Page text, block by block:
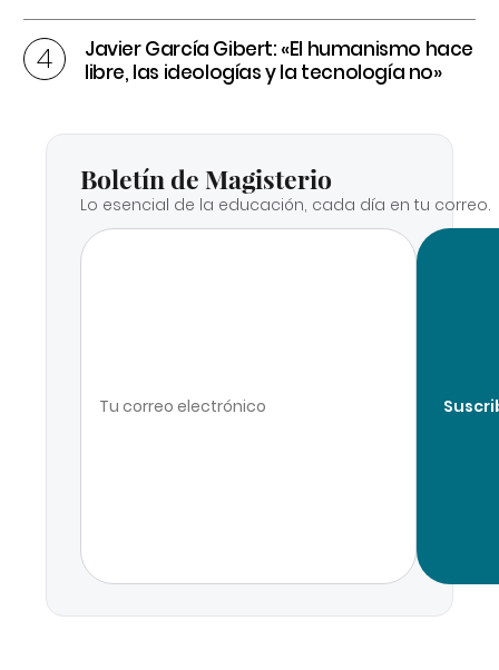
Javier García Gibert: «El humanismo hace
libre, las ideologías y la tecnología no»
Boletín de Magisterio
Lo esencial de la educación, cada día en tu correo.